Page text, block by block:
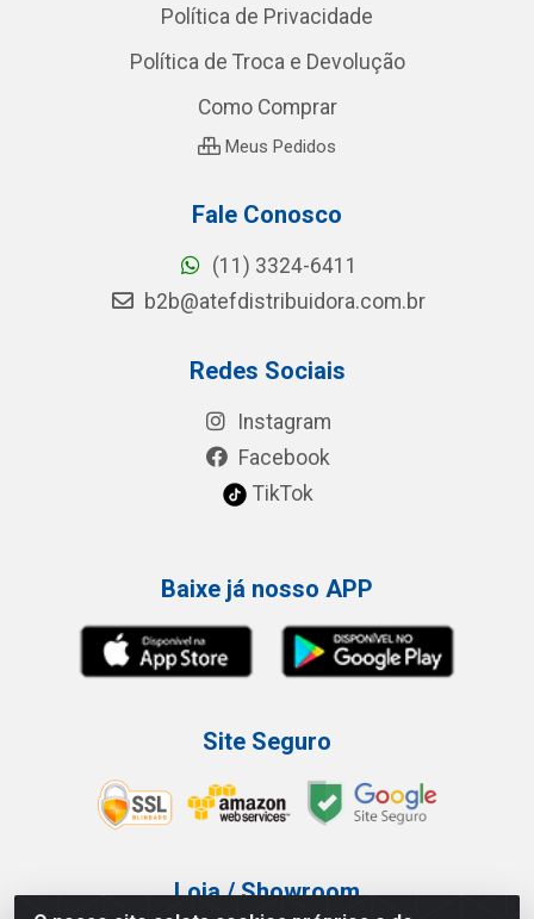
Política de Privacidade
Política de Troca e Devolução
Como Comprar
Meus Pedidos
Fale Conosco
(11) 3324-6411
b2b@atefdistribuidora.com.br
Redes Sociais
Instagram
Facebook
TikTok
Baixe já nosso APP
Site Seguro
Loja / Showroom